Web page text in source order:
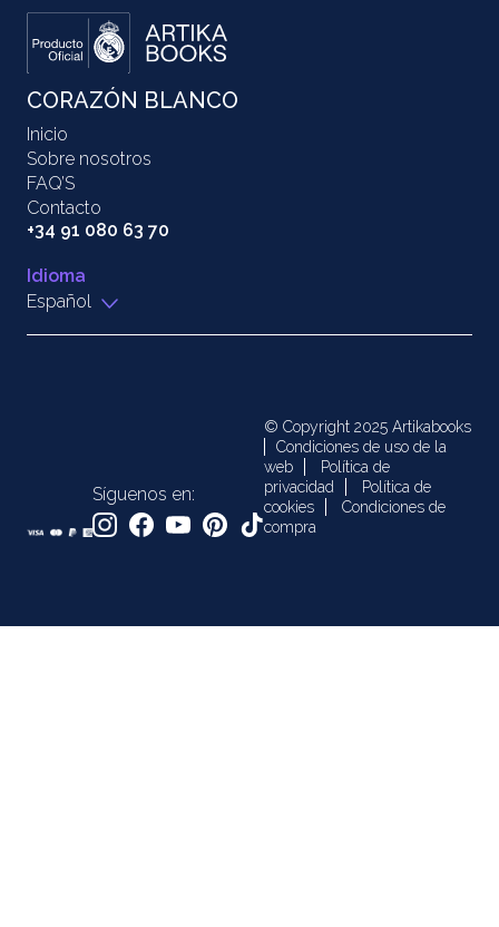
CORAZÓN BLANCO
Inicio
Sobre nosotros
FAQ’S
Contacto
+34 91 080 63 70
Idioma
Español
Síguenos en:
© Copyright 2025 Artikabooks
Condiciones de uso de la
web
Política de
privacidad
Política de
cookies
Condiciones de
compra